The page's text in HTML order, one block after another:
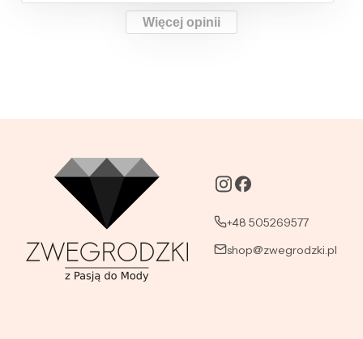
Więcej opinii
+48 505269577
shop@zwegrodzki.pl